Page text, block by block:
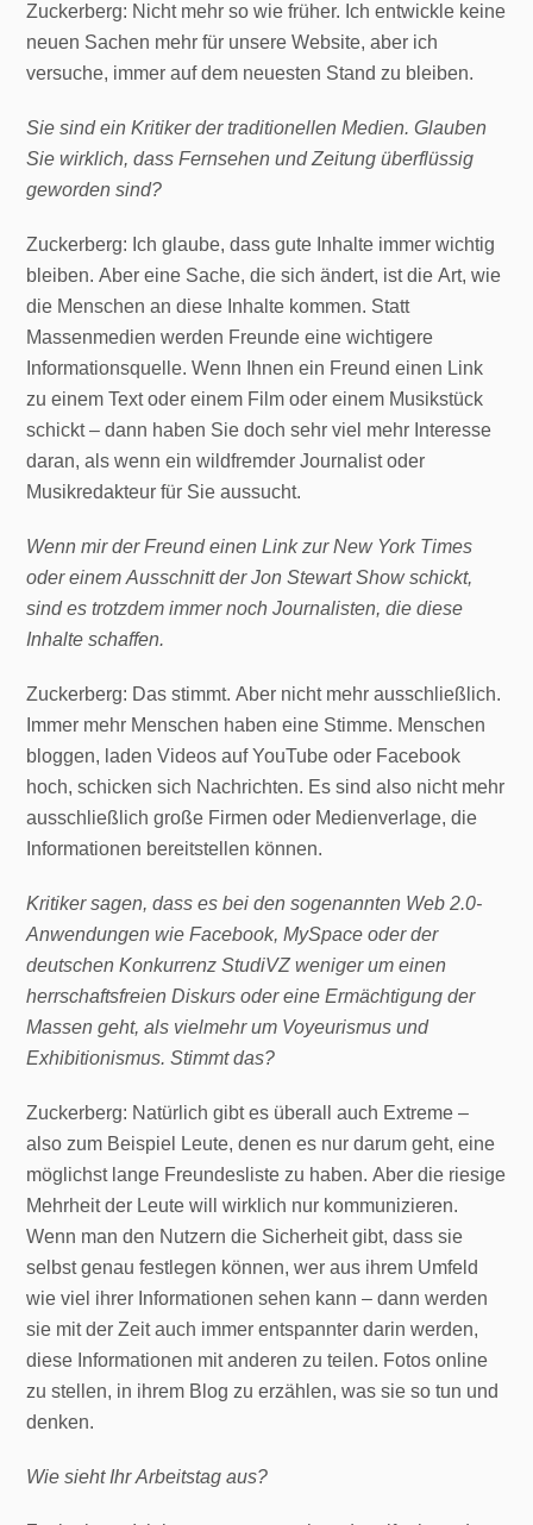
Zuckerberg: Nicht mehr so wie früher. Ich entwickle keine
neuen Sachen mehr für unsere Website, aber ich
versuche, immer auf dem neuesten Stand zu bleiben.
Sie sind ein Kritiker der traditionellen Medien. Glauben
Sie wirklich, dass Fernsehen und Zeitung überflüssig
geworden sind?
Zuckerberg: Ich glaube, dass gute Inhalte immer wichtig
bleiben. Aber eine Sache, die sich ändert, ist die Art, wie
die Menschen an diese Inhalte kommen. Statt
Massenmedien werden Freunde eine wichtigere
Informationsquelle. Wenn Ihnen ein Freund einen Link
zu einem Text oder einem Film oder einem Musikstück
schickt – dann haben Sie doch sehr viel mehr Interesse
daran, als wenn ein wildfremder Journalist oder
Musikredakteur für Sie aussucht.
Wenn mir der Freund einen Link zur New York Times
oder einem Ausschnitt der Jon Stewart Show schickt,
sind es trotzdem immer noch Journalisten, die diese
Inhalte schaffen.
Zuckerberg: Das stimmt. Aber nicht mehr ausschließlich.
Immer mehr Menschen haben eine Stimme. Menschen
bloggen, laden Videos auf YouTube oder Facebook
hoch, schicken sich Nachrichten. Es sind also nicht mehr
ausschließlich große Firmen oder Medienverlage, die
Informationen bereitstellen können.
Kritiker sagen, dass es bei den sogenannten Web 2.0-
Anwendungen wie Facebook, MySpace oder der
deutschen Konkurrenz StudiVZ weniger um einen
herrschaftsfreien Diskurs oder eine Ermächtigung der
Massen geht, als vielmehr um Voyeurismus und
Exhibitionismus. Stimmt das?
Zuckerberg: Natürlich gibt es überall auch Extreme –
also zum Beispiel Leute, denen es nur darum geht, eine
möglichst lange Freundesliste zu haben. Aber die riesige
Mehrheit der Leute will wirklich nur kommunizieren.
Wenn man den Nutzern die Sicherheit gibt, dass sie
selbst genau festlegen können, wer aus ihrem Umfeld
wie viel ihrer Informationen sehen kann – dann werden
sie mit der Zeit auch immer entspannter darin werden,
diese Informationen mit anderen zu teilen. Fotos online
zu stellen, in ihrem Blog zu erzählen, was sie so tun und
denken.
Wie sieht Ihr Arbeitstag aus?